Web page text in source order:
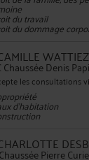
du travail
du dommage
WATTIEZ
Chaussée Denis
les consultations
d'habitation
Pierre